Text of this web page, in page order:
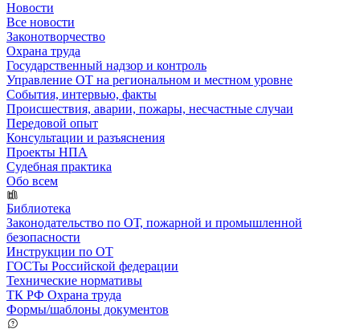
Новости
Все новости
Законотворчество
Охрана труда
Государственный надзор и контроль
Управление ОТ на региональном и местном уровне
События, интервью, факты
Происшествия, аварии, пожары, несчастные случаи
Передовой опыт
Консультации и разъяснения
Проекты НПА
Судебная практика
Обо всем
Библиотека
Законодательство по ОТ, пожарной и промышленной
безопасности
Инструкции по ОТ
ГОСТы Российской федерации
Технические нормативы
ТК РФ Охрана труда
Формы/шаблоны документов